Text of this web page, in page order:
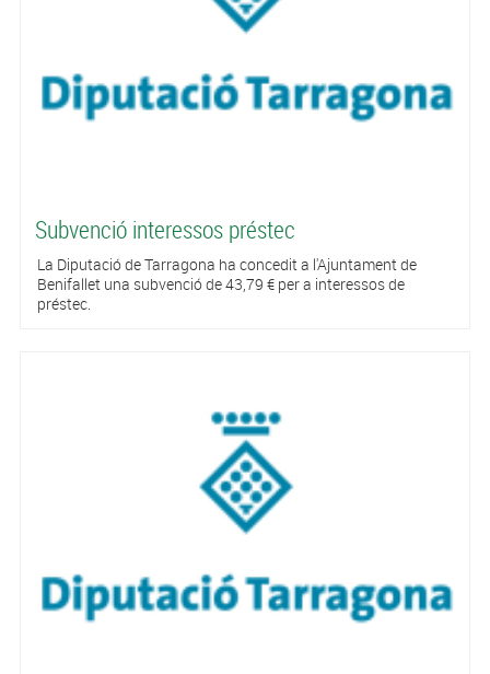
Subvenció interessos préstec
La Diputació de Tarragona ha concedit a l'Ajuntament de
Benifallet una subvenció de 43,79 € per a interessos de
préstec.